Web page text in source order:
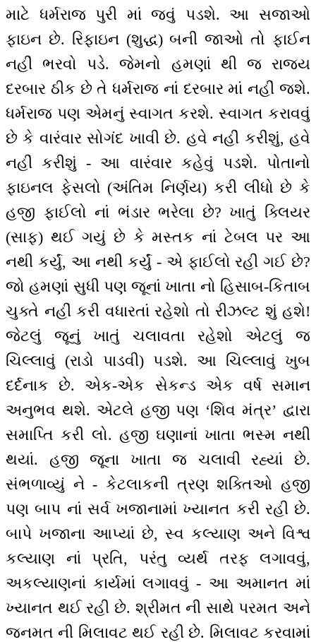
માટે ધર્મરાજ પુરી માં જવું પડશે. આ સજાઓ
ફાઇન છે. રિફાઇન (શુદ્ધ) બની જાઓ તો ફાઈન
નહીં ભરવો પડે. જેમનો હમણાં થી જ રાજ્ય
દરબાર ઠીક છે તે ધર્મરાજ નાં દરબાર માં નહીં જશે.
ધર્મરાજ પણ એમનું સ્વાગત કરશે. સ્વાગત કરાવવું
છે કે વારંવાર સોગંદ ખાવી છે. હવે નહીં કરીશું, હવે
નહીં કરીશું - આ વારંવાર કહેવું પડશે. પોતાનો
ફાઇનલ ફેસલો (અંતિમ નિર્ણય) કરી લીધો છે કે
હજી ફાઈલો નાં ભંડાર ભરેલા છે? ખાતું ક્લિયર
(સાફ) થઈ ગયું છે કે મસ્તક નાં ટેબલ પર આ
નથી કર્યું, આ નથી કર્યું - એ ફાઈલો રહી ગઈ છે?
જો હમણાં સુધી પણ જૂનાં ખાતા નો હિસાબ-કિતાબ
ચુક્તે નહીં કરી વધારતાં રહેશો તો રીઝલ્ટ શું હશે!
જેટલું જૂનું ખાતું ચલાવતા રહેશો એટલું જ
ચિલ્લાવું (રાડો પાડવી) પડશે. આ ચિલ્લાવું ખુબ
દર્દનાક છે. એક-એક સેકન્ડ એક વર્ષ સમાન
અનુભવ થશે. એટલે હજી પણ ‘શિવ મંત્ર’ દ્વારા
સમાપ્તિ કરી લો. હજી ઘણાનાં ખાતા ભસ્મ નથી
થયાં. હજી જૂના ખાતા જ ચલાવી રહ્યાં છે.
સંભળાવ્યું ને - કેટલાકની ત્રણ શક્તિઓ હજી
પણ બાપ નાં સર્વ ખજાનામાં ખ્યાનત કરી રહી છે.
બાપે ખજાના આપ્યાં છે, સ્વ કલ્યાણ અને વિશ્વ
કલ્યાણ નાં પ્રતિ, પરંતુ વ્યર્થ તરફ લગાવવું,
અકલ્યાણનાં કાર્યમાં લગાવવું - આ અમાનત માં
ખ્યાનત થઈ રહી છે. શ્રીમત ની સાથે પરમત અને
જનમત ની મિલાવટ થઈ રહી છે. મિલાવટ કરવામાં